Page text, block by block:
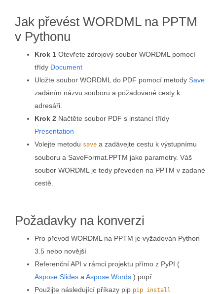
Jak převést WORDML na PPTM
v Pythonu
Krok 1 Otevřete zdrojový soubor WORDML pomocí
třídy Document
Uložte soubor WORDML do PDF pomocí metody Save
zadáním názvu souboru a požadované cesty k
adresáři.
Krok 2 Načtěte soubor PDF s instancí třídy
Presentation
Volejte metodu save a zadávejte cestu k výstupnímu
souboru a SaveFormat.PPTM jako parametry. Váš
soubor WORDML je tedy převeden na PPTM v zadané
cestě.
Požadavky na konverzi
Pro převod WORDML na PPTM je vyžadován Python
3.5 nebo novější
Referenční API v rámci projektu přímo z PyPI (
Aspose.Slides a Aspose.Words ) popř.
Použijte následující příkazy pip pip install